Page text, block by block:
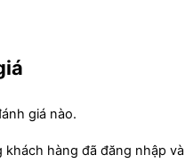
giá nào.
khách hàng đã đăng nhập